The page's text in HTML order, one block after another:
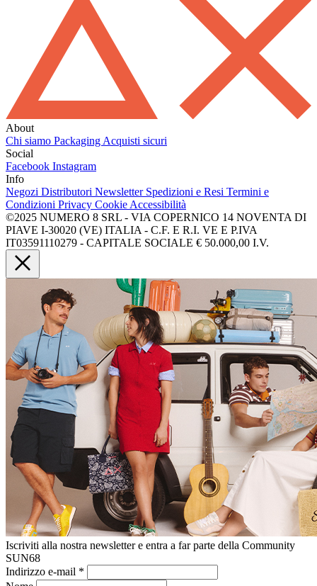
About
Chi siamo Packaging Acquisti sicuri
Social
Facebook Instagram
Info
Negozi Distributori Newsletter Spedizioni e Resi Termini e
Condizioni Privacy Cookie Accessibilità
©2025 NUMERO 8 SRL - VIA COPERNICO 14 NOVENTA DI
PIAVE I-30020 (VE) ITALIA - C.F. E R.I. VE E P.IVA
IT03591110279 - CAPITALE SOCIALE € 50.000,00 I.V.
Iscriviti alla nostra newsletter e entra a far parte della Community
SUN68
Indirizzo e-mail *